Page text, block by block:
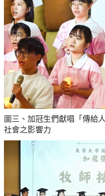
圖三、加冠生們獻唱「傳給
社會之影響力